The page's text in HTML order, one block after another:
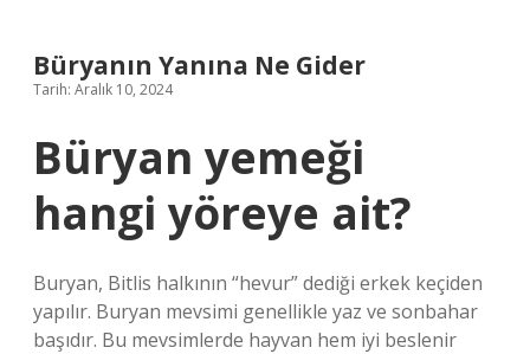
Büryanın Yanına Ne Gider
Tarih: Aralık 10, 2024
Büryan yemeği
hangi yöreye ait?
Buryan, Bitlis halkının “hevur” dediği erkek keçiden
yapılır. Buryan mevsimi genellikle yaz ve sonbahar
başıdır. Bu mevsimlerde hayvan hem iyi beslenir